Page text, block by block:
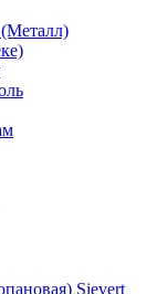
Sievert